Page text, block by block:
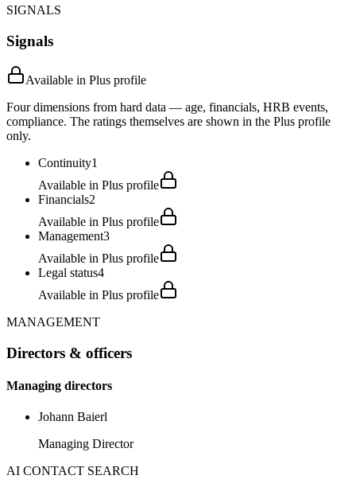
SIGNALS
Signals
Available in Plus profile
Four dimensions from hard data — age, financials, HRB events,
compliance. The ratings themselves are shown in the Plus profile
only.
Continuity1
Available in Plus profile
Financials2
Available in Plus profile
Management3
Available in Plus profile
Legal status4
Available in Plus profile
MANAGEMENT
Directors & officers
Managing directors
Johann Baierl
Managing Director
AI CONTACT SEARCH